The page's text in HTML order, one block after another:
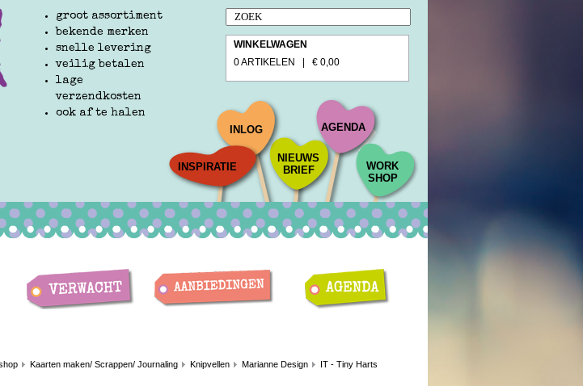
groot assortiment
bekende merken
snelle levering
veilig betalen
lage
verzendkosten
ook af te halen
WINKELWAGEN
0 ARTIKELEN | € 0,00
INSPIRATIE
INLOG
NIEUWS
BRIEF
AGENDA
WORK
SHOP
Kaarten maken/ Scrappen/ Journaling Knipvellen Marianne Design
IT - Tiny Harts